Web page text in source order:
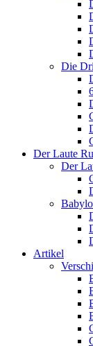
Die
Der Laute
Der
Artikel